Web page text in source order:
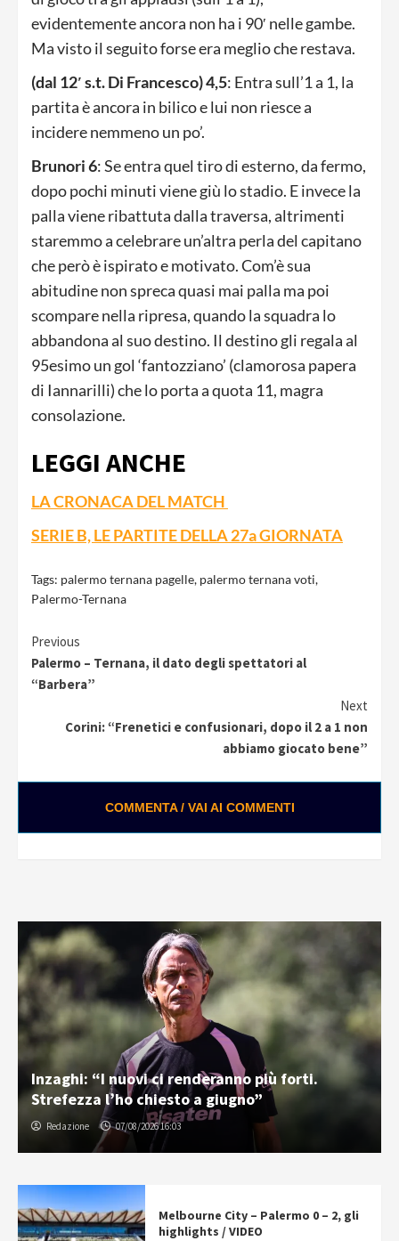
evidentemente ancora non ha i 90′ nelle gambe.
Ma visto il seguito forse era meglio che restava.
(dal 12′ s.t. Di Francesco) 4,5: Entra sull’1 a 1, la
partita è ancora in bilico e lui non riesce a
incidere nemmeno un po’.
Brunori 6: Se entra quel tiro di esterno, da fermo,
dopo pochi minuti viene giù lo stadio. E invece la
palla viene ribattuta dalla traversa, altrimenti
staremmo a celebrare un’altra perla del capitano
che però è ispirato e motivato. Com’è sua
abitudine non spreca quasi mai palla ma poi
scompare nella ripresa, quando la squadra lo
abbandona al suo destino. Il destino gli regala al
95esimo un gol ‘fantozziano’ (clamorosa papera
di Iannarilli) che lo porta a quota 11, magra
consolazione.
LEGGI ANCHE
LA CRONACA DEL MATCH
SERIE B, LE PARTITE DELLA 27a GIORNATA
Tags: palermo ternana pagelle, palermo ternana voti,
Palermo-Ternana
Continue
Reading
Previous
Palermo – Ternana, il dato degli spettatori al
“Barbera”
Next
Corini: “Frenetici e confusionari, dopo il 2 a 1 non
abbiamo giocato bene”
COMMENTA / VAI AI COMMENTI
Inzaghi: “I nuovi ci renderanno più forti.
Strefezza l’ho chiesto a giugno”
Redazione 07/08/2026 16:03
Melbourne City – Palermo 0 – 2, gli
highlights / VIDEO